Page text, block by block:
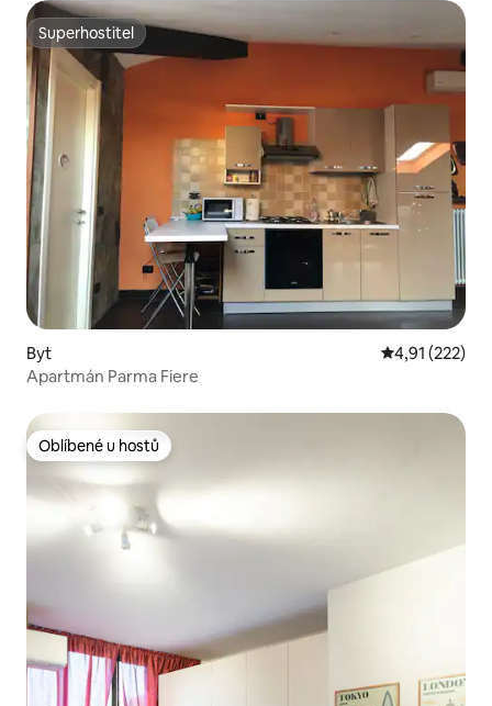
Superhostitel
Superhostitel
Byt Průměrné
4,91 (222)
Apartmán Parma Fiere
Oblíbené u hostů
Oblíbené u hostů